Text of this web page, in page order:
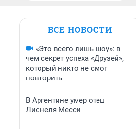
ВСЕ НОВОСТИ
«Это всего лишь шоу»: в
чем секрет успеха «Друзей»,
который никто не смог
повторить
В Аргентине умер отец
Лионеля Месси